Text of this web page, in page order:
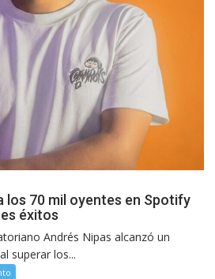
los 70 mil oyentes en Spotify
éxitos
Andrés Nipas alcanzó un
superar los...